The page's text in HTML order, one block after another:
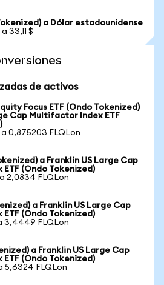
a Dólar estadounidense
33,11 $
de activos
Focus ETF (Ondo Tokenized)
Cap Multifactor Index ETF
a 0,875203 FLQLon
a Franklin US Large Cap
(Ondo Tokenized)
2,0834 FLQLon
a Franklin US Large Cap
(Ondo Tokenized)
3,4449 FLQLon
a Franklin US Large Cap
(Ondo Tokenized)
5,6324 FLQLon